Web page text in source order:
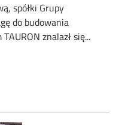
spółki Grupy
do budowania
znalazł się...